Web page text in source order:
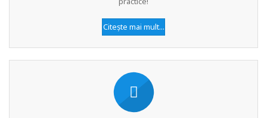
Citește mai mult...